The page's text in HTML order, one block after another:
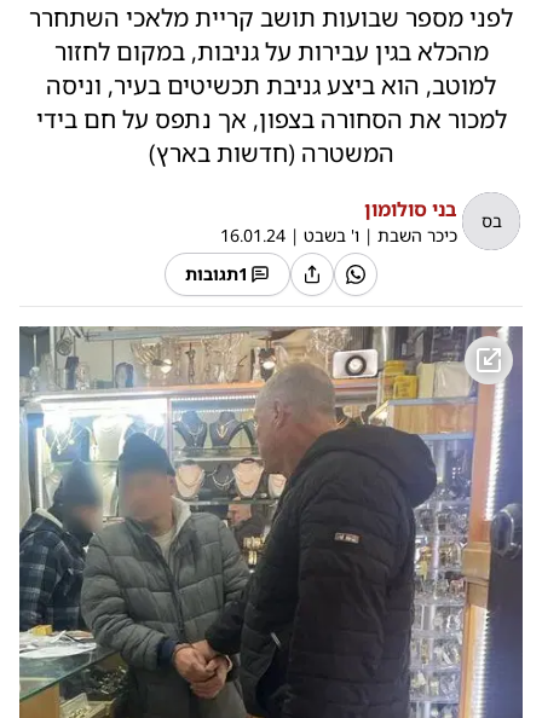
לפני מספר שבועות תושב קריית מלאכי השתחרר
מהכלא בגין עבירות על גניבות, במקום לחזור
למוטב, הוא ביצע גניבת תכשיטים בעיר, וניסה
למכור את הסחורה בצפון, אך נתפס על חם בידי
המשטרה (חדשות בארץ)
בס בני סולומון
כיכר השבת | ו' בשבט |
16.01.24
1תגובות